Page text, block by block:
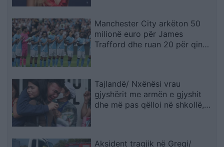
Manchester City arkëton 50
milionë euro për James
Trafford dhe ruan 20 për qind
Tajlandë/ Nxënësi vrau
gjyshërit me armën e gjyshit
dhe më pas qëlloi në shkollë,
Aksident tragjik në Greqi/